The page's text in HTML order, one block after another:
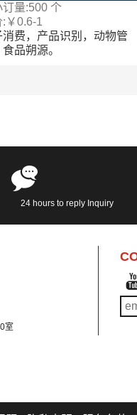
标签芯片钉18000-6B
接近巡更系统检查标签
订量:500 个
: ￥0.6-1
消费，产品识别，动物管
品朔源。
24 hours to reply Inquiry
室